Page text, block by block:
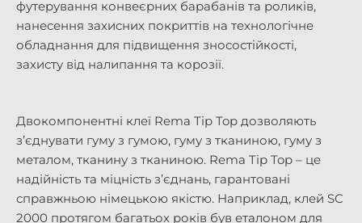
футерування конвеєрних барабанів та роликів,
нанесення захисних покриттів на технологічне
обладнання для підвищення зносостійкості,
захисту від налипання та корозії.
Двокомпонентні клеї Rema Tip Top дозволяють
з’єднувати гуму з гумою, гуму з тканиною, гуму з
металом, тканину з тканиною. Rema Tip Top – це
надійність та міцність з’єднань, гарантовані
справжньою німецькою якістю. Наприклад, клей SC
2000 протягом багатьох років був еталоном для